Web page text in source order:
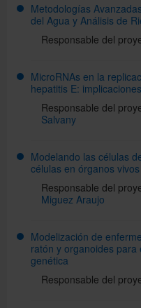
Metodologías
del Agua y Análisis de
Responsable del
MicroRNAs en la
hepatitis E:
Responsable del
Salvany
Modelando las células
células en órganos vivos
Responsable del
Miguez Araujo
Modelización de
ratón y organoides
genética
Responsable del